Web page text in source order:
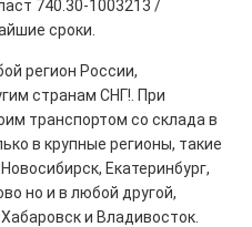
740.30-1003213 /
сроки.
регион России,
странам СНГ!. При
транспортом со склада в
в крупные регионы, такие
Екатеринбург,
но и в любой другой,
и Владивосток.